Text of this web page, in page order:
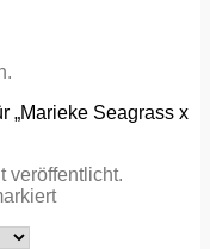
„Marieke Seagrass x
veröffentlicht.